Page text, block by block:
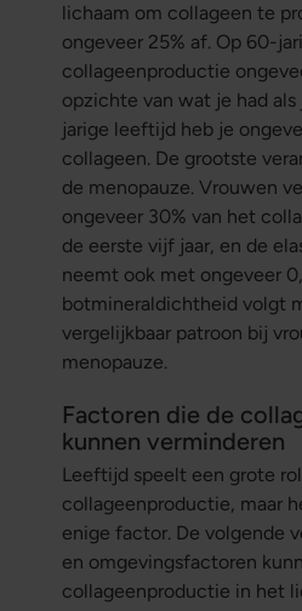
lichaam om collageen te
ongeveer 25% af. Op 60-
collageenproductie
opzichte van wat je had
jarige leeftijd heb je
collageen. De grootste
de menopauze. Vrouwen
ongeveer 30% van het
de eerste vijf jaar, en de
neemt ook met ongeveer
botmineraldichtheid volgt
vergelijkbaar patroon bij
menopauze.
Factoren die de
kunnen verminderen
Leeftijd speelt een grote
collageenproductie, maar
enige factor. De volgende
en omgevingsfactoren
collageenproductie in het